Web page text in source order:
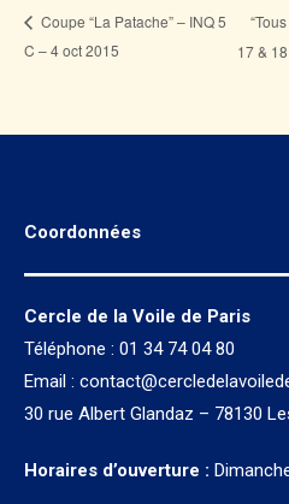
Coupe “La Patache” – INQ 5
C – 4 oct 2015
17 &
Coordonnées
Cercle de la Voile de Paris
Téléphone : 01 34 74 04 80
Email :
30 rue Albert Glandaz – 78130
Horaires d’ouverture :